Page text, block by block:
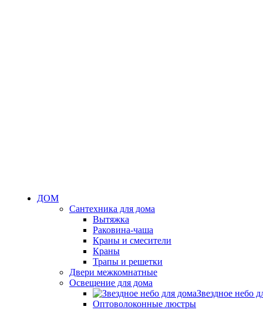
ДОМ
Сантехника для дома
Вытяжка
Раковина-чаша
Краны и смесители
Краны
Трапы и решетки
Двери межкомнатные
Освещение для дома
Звездное небо
Оптоволоконные люстры